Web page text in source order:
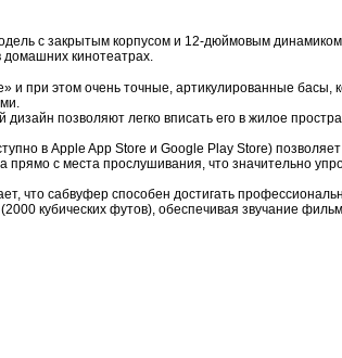
с закрытым корпусом и 12-дюймовым
домашних кинотеатрах.
и при этом очень точные, артикулированные басы,
позволяют легко вписать его в жилое
в Apple App Store и Google Play Store) позволяет
прямо с места прослушивания, что значительно
что сабвуфер способен достигать
кубических футов), обеспечивая звучание